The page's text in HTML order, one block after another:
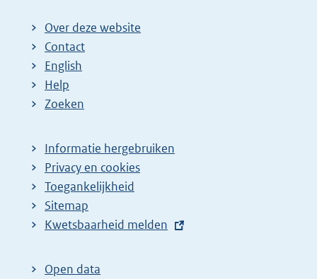
Over deze website
Contact
English
Help
Zoeken
Informatie hergebruiken
Privacy en cookies
Toegankelijkheid
Sitemap
E
t
Kwetsbaarheid melden
Open data